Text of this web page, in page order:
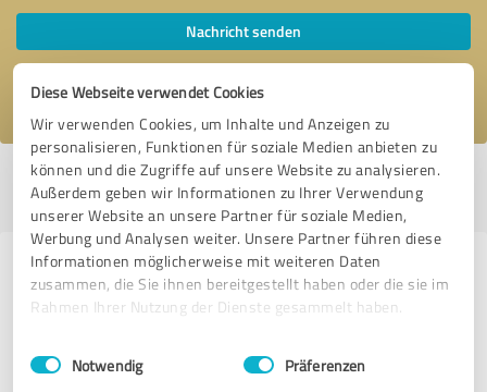
Diese Webseite verwendet Cookies
Wir verwenden Cookies, um Inhalte und Anzeigen zu
personalisieren, Funktionen für soziale Medien anbieten zu
können und die Zugriffe auf unsere Website zu analysieren.
Außerdem geben wir Informationen zu Ihrer Verwendung
unserer Website an unsere Partner für soziale Medien,
Werbung und Analysen weiter. Unsere Partner führen diese
Informationen möglicherweise mit weiteren Daten
zusammen, die Sie ihnen bereitgestellt haben oder die sie im
Rahmen Ihrer Nutzung der Dienste gesammelt haben.
Impressum Datenschutzbestimmungen
Einwilligungsauswahl
Notwendig Präferenzen
Nachricht senden
Ich stimme denDatenschutzbestimmungen
Profil aktiv seit 24.04.2018 |Letzte Aktualisierung: 27.07.2026|Profil
melden
Erfahrungen zu weiteren
Anbietern aus dem Bereich